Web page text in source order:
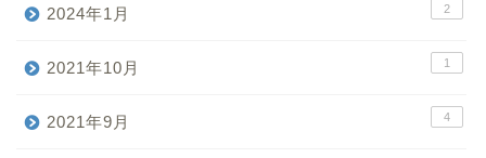
2024年1月 2
2021年10月 1
2021年9月 4